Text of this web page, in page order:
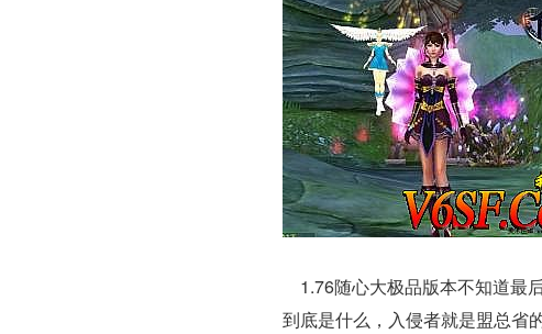
1.76随心大极品版本不知道最
到底是什么，入侵者就是盟总省